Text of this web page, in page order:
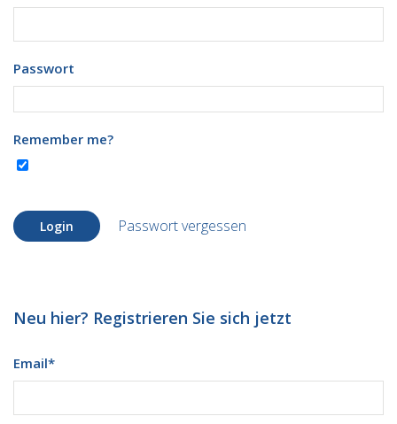
Passwort
Remember me?
Login Passwort vergessen
Neu hier? Registrieren Sie sich jetzt
Email*